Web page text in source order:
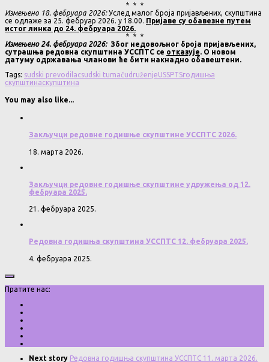
* * *
Измењено 18. фебруара 2026:Услед малог броја пријављених, скупштина
се одлаже за 25. фебруар 2026. у 18.00. Пријаве су обавезне путем
истог линка до 24. фебруара 2026.
* * *
Измењено 24. фебруара 2026:Због недовољног броја пријављених,
сутрашња редовна скупштина УССПТС се отказује. О новом
датуму одржавања чланови ће бити накнадно обавештени.
Tags: sudski prevodilacsudski tumačudruženjeUSSPTSгодишња
скупштинаскупштина
You may also like...
Закључци редовне годишње скупштине УССПТС 2026.
18. марта 2026.
Закључци редовне годишње скупштине удружења од 12.
фебруара 2025.
21. фебруара 2025.
Редовна годишња скупштина УССПТС 12. фебруара 2025.
4. фебруара 2025.
Пратите нас:
Next story Редовна годишња скупштина УССПТС 11. марта 2026.